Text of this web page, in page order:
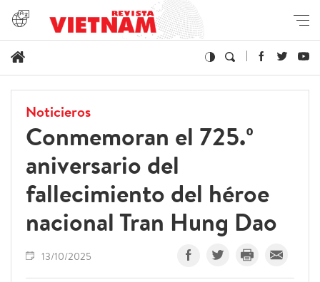
Noticieros
Conmemoran el 725.º
aniversario del
fallecimiento del héroe
nacional Tran Hung Dao
13/10/2025